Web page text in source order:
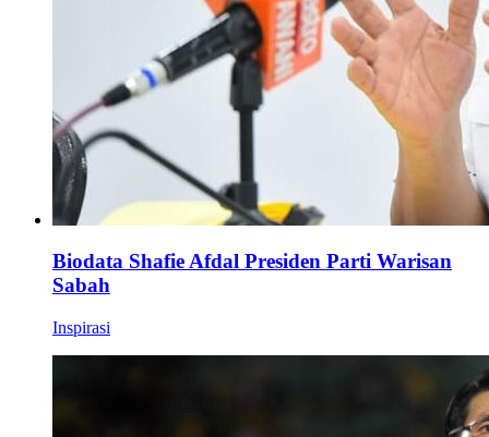
Biodata Shafie Afdal Presiden Parti Warisan
Sabah
Inspirasi